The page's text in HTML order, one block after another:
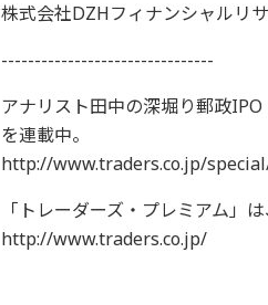
株式会社DZHフィナンシャルリ
--------------------------------
アナリスト田中の深堀り郵政
を連載中。
http://www.traders.co.jp/
「トレーダーズ・プレミアム」
http://www.traders.co.jp/